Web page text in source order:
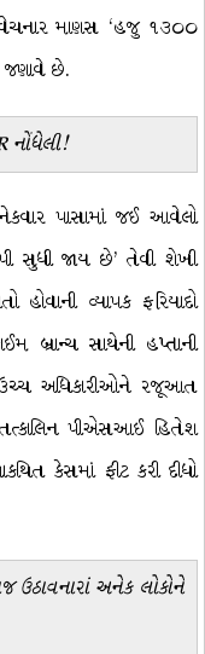
વેચનાર માણસ ‘હજુ ૧૩૦૦
જણાવે છે.
નોંધેલી!
પાસામાં જઈ આવેલો
સુધી જાય છે’ તેવી શેખી
હોવાની વ્યાપક ફરિયાદો
બ્રાન્ચ સાથેની હપ્તાની
ઉચ્ચ અધિકારીઓને રજૂઆત
પીએસઆઈ હિતેશ
કેસમાં ફીટ કરી દીધો
ઉઠાવનારાં અનેક લોકોને